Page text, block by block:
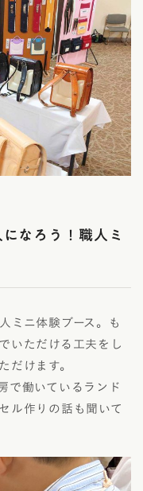
なろう！職人ミ
ミニ体験ブース。も
いただける工夫をし
だけます。
で働いているランド
ル作りの話も聞いて